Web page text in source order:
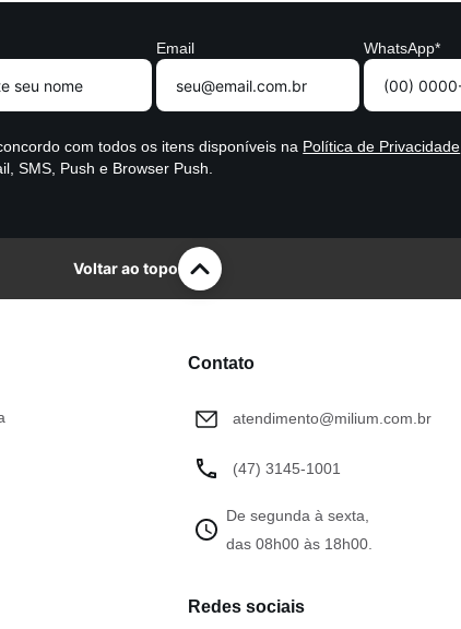
Email WhatsApp*
com todos os itens disponíveis na Política de Privacidade
SMS, Push e Browser Push.
Voltar ao topo
Contato
atendimento@milium.com.br
(47) 3145-1001
De segunda à sexta,
das 08h00 às 18h00.
Redes sociais